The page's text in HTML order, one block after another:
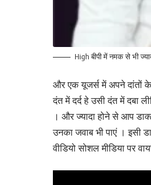
High बीपी में नमक से भी
और एक यूजर्स में अपने दांतों
दंत में दर्द हे उसी दंत में दबा
। और ज्यादा होने से आप
उनका जवाब भी पाएं । इसी
वीडियो सोशल मीडिया पर